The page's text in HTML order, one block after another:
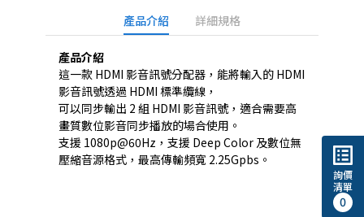
產品介紹 詳細規格
產品介紹
這一款 HDMI 影音訊號分配器，能將輸入的 HDMI
影音訊號透過 HDMI 標準纜線，
可以同步輸出 2 組 HDMI 影音訊號，適合需要高
畫質數位影音同步播放的場合使用。
支援 1080p@60Hz，支援 Deep Color 及數位無
壓縮音源格式，最高傳輸頻寬 2.25Gpbs。
list_alt
詢價
清單
0